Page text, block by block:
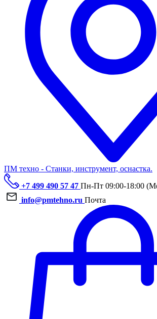
ПМ техно - Станки, инструмент, оснастка.
+7 499 490 57 47 Пн-Пт 09:00-18:00
info@pmtehno.ru Почта